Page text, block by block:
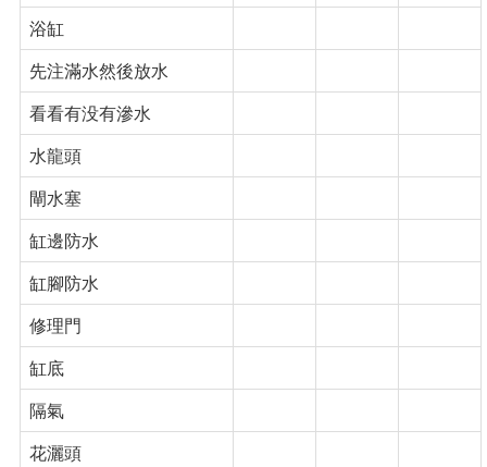
浴缸
先注滿水然後放水
看看有没有滲水
水龍頭
閘水塞
缸邊防水
缸腳防水
修理門
缸底
隔氣
花灑頭